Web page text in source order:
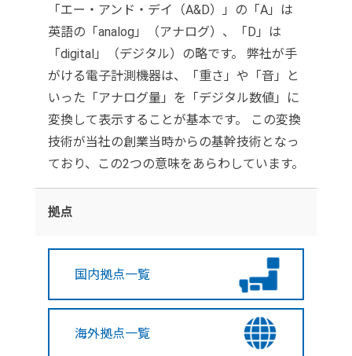
「エー・アンド・デイ（A&D）」の「A」は
英語の「analog」（アナログ）、「D」は
「digital」（デジタル）の略です。 弊社が手
がける電子計測機器は、「重さ」や「音」と
いった「アナログ量」を「デジタル数値」に
変換して表示することが基本です。 この変換
技術が当社の創業当時からの基幹技術となっ
ており、この2つの意味をあらわしています。
拠点
国内拠点一覧
海外拠点一覧